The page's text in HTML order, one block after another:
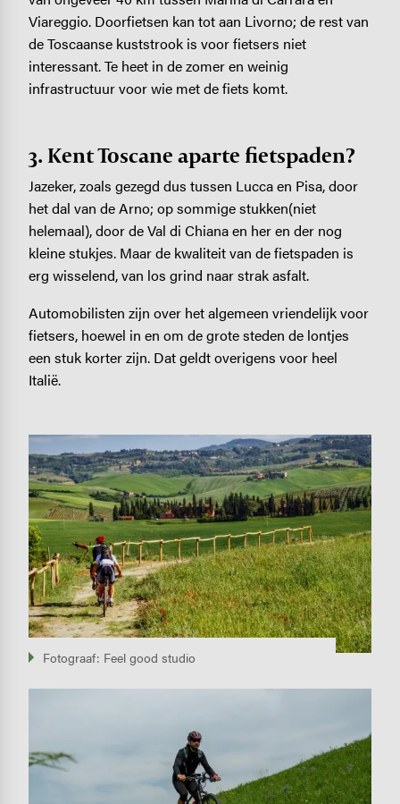
Viareggio. Doorfietsen kan tot aan Livorno; de rest van
de Toscaanse kuststrook is voor fietsers niet
interessant. Te heet in de zomer en weinig
infrastructuur voor wie met de fiets komt.
3. Kent Toscane aparte fietspaden?
Jazeker, zoals gezegd dus tussen Lucca en Pisa, door
het dal van de Arno; op sommige stukken(niet
helemaal), door de Val di Chiana en her en der nog
kleine stukjes. Maar de kwaliteit van de fietspaden is
erg wisselend, van los grind naar strak asfalt.
Automobilisten zijn over het algemeen vriendelijk voor
fietsers, hoewel in en om de grote steden de lontjes
een stuk korter zijn. Dat geldt overigens voor heel
Italië.
Fotograaf: Feel good studio